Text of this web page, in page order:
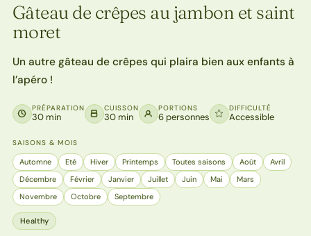
Gâteau de crêpes au jambon et saint
moret
Un autre gâteau de crêpes qui plaira bien aux enfants à
l’apéro !
PRÉPARATION
30 min
CUISSON
30 min
PORTIONS
6 personnes
DIFFICULTÉ
Accessible
SAISONS & MOIS
Automne Eté Hiver Printemps Toutes saisons Août
Avril
Décembre
Février Janvier Juillet Juin Mai
Mars
Novembre
Octobre Septembre
Healthy